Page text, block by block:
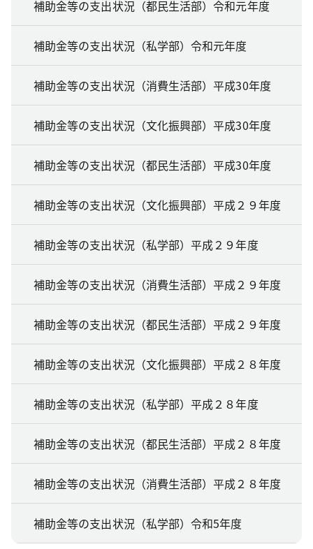
補助金等の支出状況（都民生活部）令和元年度
補助金等の支出状況（私学部）令和元年度
補助金等の支出状況（消費生活部）平成30年度
補助金等の支出状況（文化振興部）平成30年度
補助金等の支出状況（都民生活部）平成30年度
補助金等の支出状況（文化振興部）平成２９年度
補助金等の支出状況（私学部）平成２９年度
補助金等の支出状況（消費生活部）平成２９年度
補助金等の支出状況（都民生活部）平成２９年度
補助金等の支出状況（文化振興部）平成２８年度
補助金等の支出状況（私学部）平成２８年度
補助金等の支出状況（都民生活部）平成２８年度
補助金等の支出状況（消費生活部）平成２８年度
補助金等の支出状況（私学部）令和5年度